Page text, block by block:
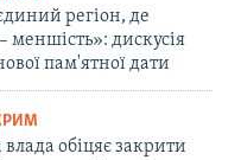
регіон, де
меншість»: дискусія
пам'ятної дати
влада обіцяє закрити